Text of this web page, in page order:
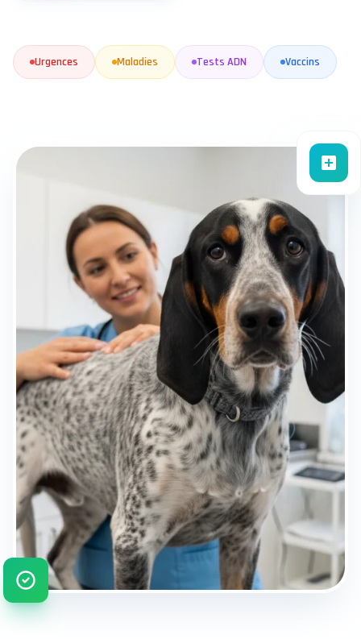
Urgences Maladies Tests ADN Vaccins